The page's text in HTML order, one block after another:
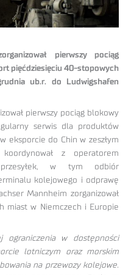
pierwszy pociąg
pięćdziesięciu 40-stopowych
ub.r. do Ludwigshafen
pierwszy pociąg blokowy
serwis dla produktów
eksporcie do Chin w zeszłym
z operatorem
w tym odbiór
kolejowego i odprawę
Mannheim zorganizował
miast w Niemczech i Europie
w dostępności
lotniczym oraz morskim
na przewozy kolejowe.